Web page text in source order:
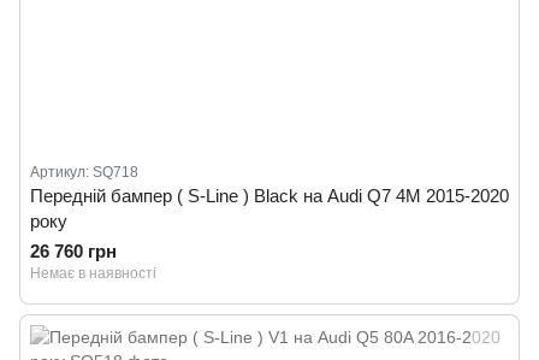
Артикул: SQ718
Передній бампер ( S-Line ) Black на Audi Q7 4M 2015-2020
року
26 760 грн
Немає в наявності